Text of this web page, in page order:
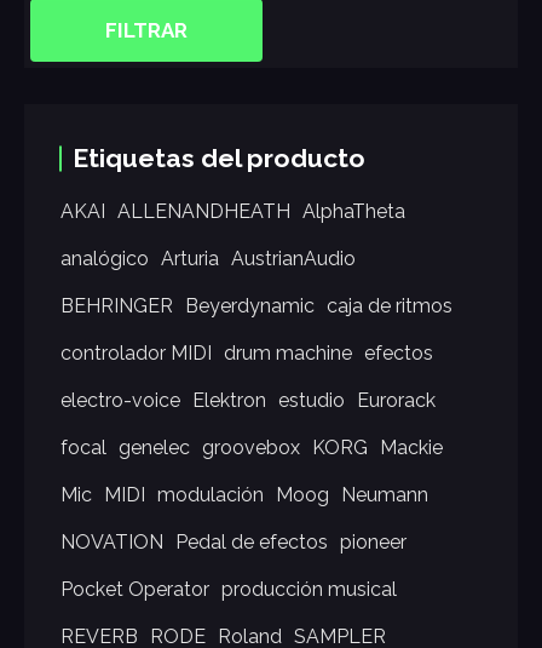
FILTRAR
Etiquetas del producto
AKAI ALLENANDHEATH AlphaTheta
analógico Arturia AustrianAudio
BEHRINGER Beyerdynamic caja de ritmos
controlador MIDI drum machine efectos
electro-voice Elektron estudio Eurorack
focal genelec groovebox KORG Mackie
Mic MIDI modulación Moog Neumann
NOVATION Pedal de efectos pioneer
Pocket Operator producción musical
REVERB RODE Roland SAMPLER